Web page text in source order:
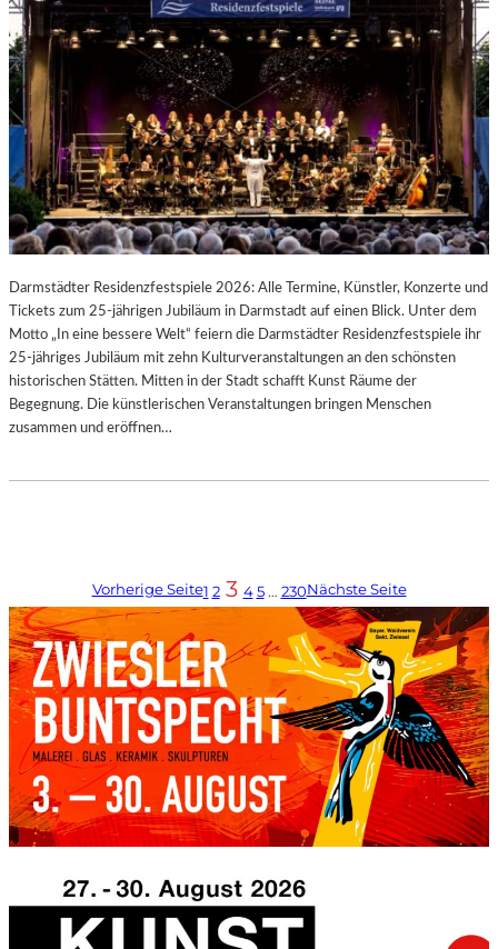
Darmstädter Residenzfestspiele 2026: Alle Termine, Künstler, Konzerte und
Tickets zum 25-jährigen Jubiläum in Darmstadt auf einen Blick. Unter dem
Motto „In eine bessere Welt“ feiern die Darmstädter Residenzfestspiele ihr
25-jähriges Jubiläum mit zehn Kulturveranstaltungen an den schönsten
historischen Stätten. Mitten in der Stadt schafft Kunst Räume der
Begegnung. Die künstlerischen Veranstaltungen bringen Menschen
zusammen und eröffnen…
Vorherige Seite1 2 3 4 5 … 230Nächste Seite